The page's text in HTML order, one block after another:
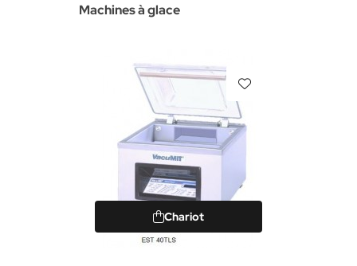
Machines à glace
Chariot